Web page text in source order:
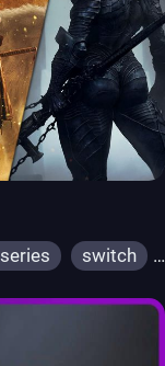
switch